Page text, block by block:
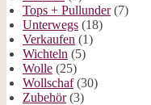
Tops + Pullunder(7)
Unterwegs (18)
Verkaufen (1)
Wichteln (5)
Wolle (25)
Wollschaf(30)
Zubehör(3)